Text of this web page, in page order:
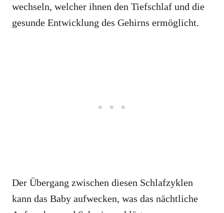
wechseln, welcher ihnen den Tiefschlaf und die
gesunde Entwicklung des Gehirns ermöglicht.
Der Übergang zwischen diesen Schlafzyklen
kann das Baby aufwecken, was das nächtliche